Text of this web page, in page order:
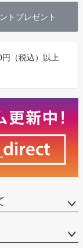
へ
トプレゼント
円（税込）以上